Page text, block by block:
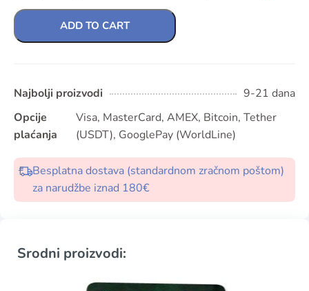
ADD TO CART
Najbolji proizvodi
9-21 dana
Opcije
plaćanja
Visa, MasterCard, AMEX, Bitcoin, Tether
(USDT), GooglePay (WorldLine)
Besplatna dostava (standardnom zračnom poštom)
za narudžbe iznad 180€
Srodni proizvodi: